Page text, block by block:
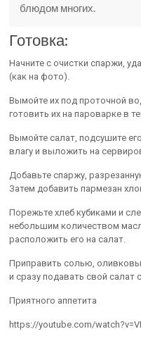
блюдом многих.
Готовка:
Начните с очистки спаржи,
(как на фото).
Вымойте их под проточной
готовить их на пароварке в
Вымойте салат, подсушите
влагу и выложить на
Добавьте спаржу,
Затем добавить пармезан
Порежьте хлеб кубиками и
небольшим количеством
расположить его на салат.
Приправить солью,
и сразу подавать свой салат
Приятного аппетита
https://youtube.com/